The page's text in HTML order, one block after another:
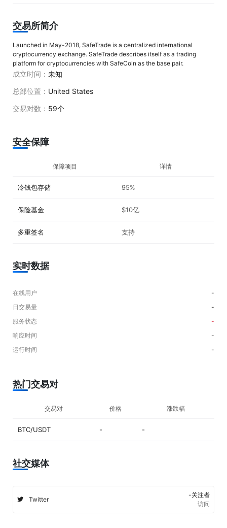
交易所简介
Launched in May-2018, SafeTrade is a centralized international
cryptocurrency exchange. SafeTrade describes itself as a trading
platform for cryptocurrencies with SafeCoin as the base pair.
成立时间： 未知
总部位置： United States
交易对数： 59个
安全保障
保障项目 详情
冷钱包存储 95%
保险基金 $10亿
多重签名 支持
实时数据
在线用户
-
日交易量
-
服务状态
-
响应时间
-
运行时间
-
热门交易对
交易对 价格 涨跌幅
BTC/USDT - -
社交媒体
Twitter
-关注者
访问